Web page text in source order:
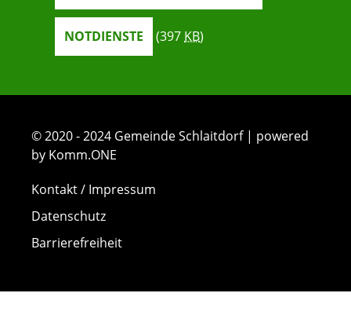
NOTDIENSTE (397 KB)
© 2020 - 2024 Gemeinde Schlaitdorf | powered
by Komm.ONE
Kontakt / Impressum
Datenschutz
Barrierefreiheit